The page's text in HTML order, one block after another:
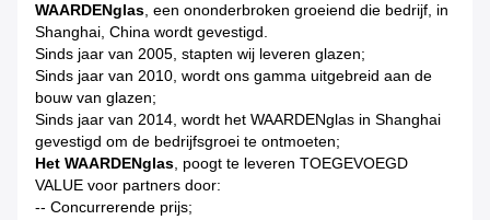
WAARDENglas , een ononderbroken groeiend die bedrijf, in
Shanghai, China wordt gevestigd.
Sinds jaar van 2005, stapten wij leveren glazen;
Sinds jaar van 2010, wordt ons gamma uitgebreid aan de
bouw van glazen;
Sinds jaar van 2014, wordt het WAARDENglas in Shanghai
gevestigd om de bedrijfsgroei te ontmoeten;
Het WAARDENglas , poogt te leveren TOEGEVOEGD
VALUE voor partners door:
-- Concurrerende prijs;